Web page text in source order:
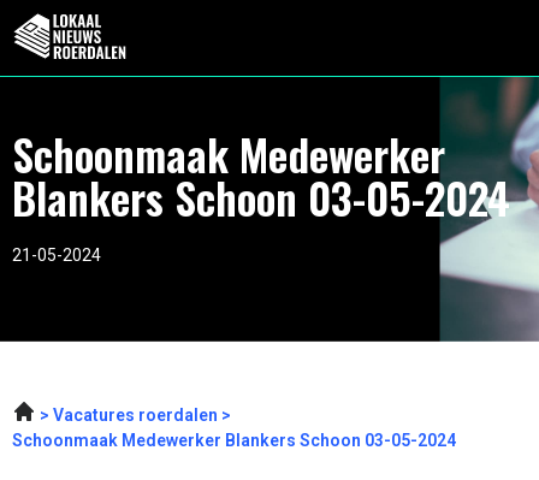
Schoonmaak Medewerker
Blankers Schoon 03-05-2024
21-05-2024
Vacatures roerdalen
Schoonmaak Medewerker Blankers Schoon 03-05-2024